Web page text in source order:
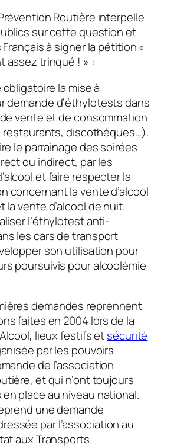
Routière interpelle
sur cette question et
à signer la pétition «
assez trinqué ! » :
la mise à
demande d’éthylotests dans
vente et de consommation
restaurants, discothèques…).
le parrainage des soirées
ou indirect, par les
et faire respecter la
concernant la vente d’alcool
la vente d’alcool de nuit.
l’éthylotest anti-
les cars de transport
son utilisation pour
poursuivis pour alcoolémie
demandes reprennent
faites en 2004 lors de la
lieux festifs etsécurité
par les pouvoirs
de l’association
et qui n’ont toujours
place au niveau national.
une demande
par l’association au
aux Transports.